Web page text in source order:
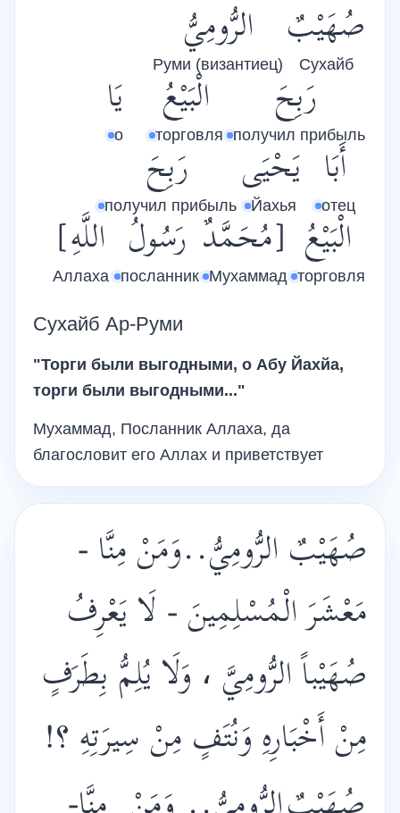
صُهَيْبٌ
Сухайб
الرُّومِيُّ
Руми (византиец)
رَبِحَ
получил прибыль
الْبَيْعُ
торговля
يَا
о
أَبَا
отец
يَحْيَى
Йахья
رَبِحَ
получил прибыль
الْبَيْعُ
торговля
[مُحَمَّدٌ
Мухаммад
رَسُولُ
посланник
اللَّهِ]
Аллаха
Сухайб Ар-Руми
"Торги были выгодными, о Абу Йахйа,
торги были выгодными..."
Мухаммад, Посланник Аллаха, да
благословит его Аллах и приветствует
صُهَيْبٌ الرُّومِيُّ..وَمَنْ مِنَّا -
مَعْشَرَ الْمُسْلِمِينَ - لَا يَعْرِفُ
صُهَيْباً الرُّومِيَّ ، وَلَا يُلِمُّ بِطَرَفٍ
مِنْ أَخْبَارِهِ وَنُتَفٍ مِنْ سِيرَتِهِ ؟!